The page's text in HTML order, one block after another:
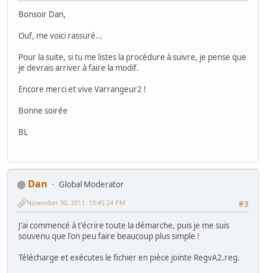
Bonsoir Dan,
Ouf, me voici rassuré...
Pour la suite, si tu me listes la procédure à suivre, je pense que
je devrais arriver à faire la modif.
Encore merci et vive Varrangeur2 !
Bonne soirée
BL
Dan
Global Moderator
#3
November 30, 2011, 10:45:24 PM
J'ai commencé à t'écrire toute la démarche, puis je me suis
souvenu que l'on peu faire beaucoup plus simple !
Télécharge et exécutes le fichier en pièce jointe RegvA2.reg.